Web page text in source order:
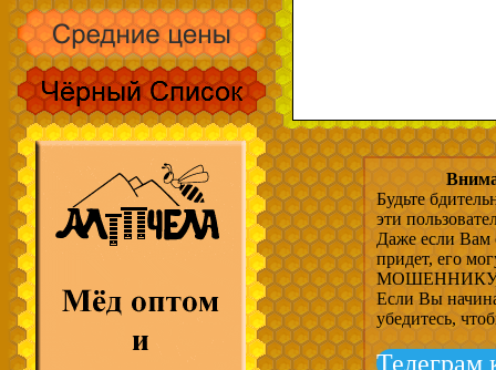
Будьте
эти
Даже если Вам
придет, его
МОШЕННИКУ,
Если Вы
убедитесь,
Телеграм